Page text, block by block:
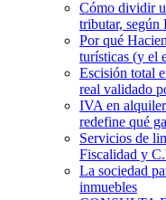
Cómo dividir
tributar, según
Por qué
turísticas (y el
Escisión total
real validado
IVA en
redefine qué
Servicios de
Fiscalidad y
La sociedad
inmuebles